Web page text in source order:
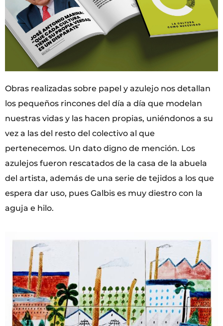
Obras realizadas sobre papel y azulejo nos detallan
los pequeños rincones del día a día que modelan
nuestras vidas y las hacen propias, uniéndonos a su
vez a las del resto del colectivo al que
pertenecemos. Un dato digno de mención. Los
azulejos fueron rescatados de la casa de la abuela
del artista, además de una serie de tejidos a los que
espera dar uso, pues Galbis es muy diestro con la
aguja e hilo.